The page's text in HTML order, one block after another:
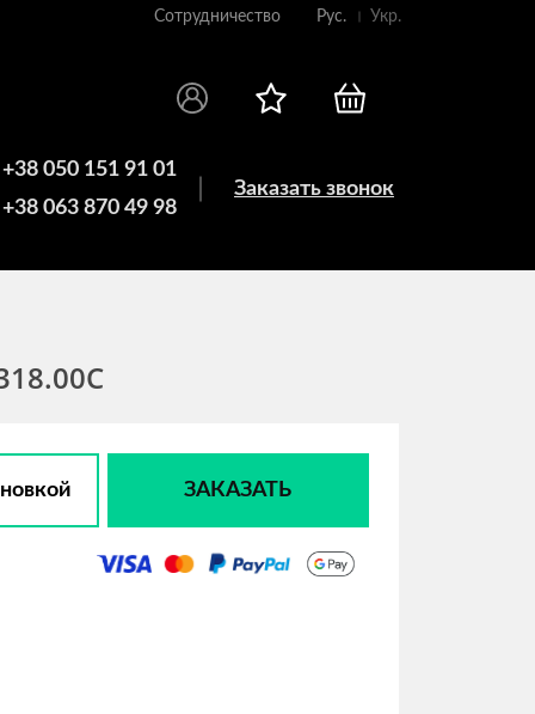
Сотрудничество Рус. Укр.
+38 050 151 91 01
+38 063 870 49 98
Заказать звонок
ЗАКАЗАТЬ